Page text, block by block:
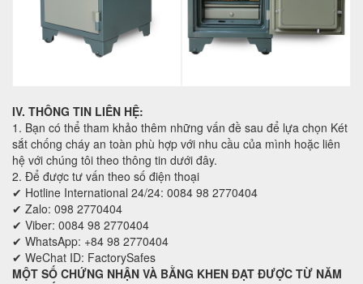
IV. THÔNG TIN LIÊN HỆ:
1. Bạn có thể tham khảo thêm những vấn đề sau để lựa chọn Két
sắt chống cháy an toàn phù hợp với nhu cầu của mình hoặc liên
hệ với chúng tôi theo thông tin dưới đây.
2. Để được tư vấn theo số điện thoại
✔ Hotline International 24/24: 0084 98 2770404
✔ Zalo: 098 2770404
✔ Viber: 0084 98 2770404
✔ WhatsApp: +84 98 2770404
✔ WeChat ID: FactorySafes
MỘT SỐ CHỨNG NHẬN VÀ BẰNG KHEN ĐẠT ĐƯỢC TỪ NĂM